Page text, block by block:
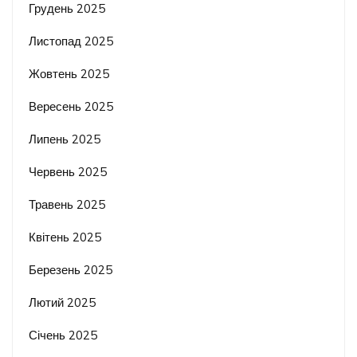
Грудень 2025
Листопад 2025
Жовтень 2025
Вересень 2025
Липень 2025
Червень 2025
Травень 2025
Квітень 2025
Березень 2025
Лютий 2025
Січень 2025